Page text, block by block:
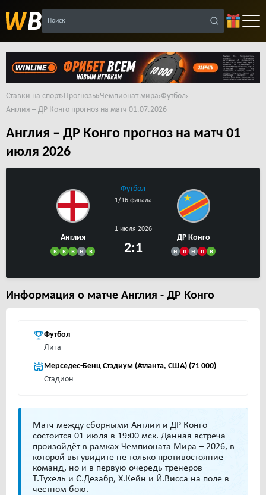
Поиск
Ставки на спорт Прогнозы Чемпионат мира Футбол
Англия – ДР Конго прогноз на матч 01.07.2026
Англия – ДР Конго прогноз на матч 01
июля 2026
Англия
в в в н в
Футбол
1/16 финала
1 июля 2026
2:1
ДР Конго
н п н п в
Информация о матче Англия - ДР Конго
Футбол
Лига
Мерседес-Бенц Стэдиум (Атланта, США) (71 000)
Стадион
Матч между сборными Англии и ДР Конго
состоится 01 июля в 19:00 мск. Данная встреча
произойдёт в рамках Чемпионата Мира – 2026, в
которой вы увидите не только противостояние
команд, но и в первую очередь тренеров
Т.Тухель и С.Дезабр, Х.Кейн и Й.Висса на поле в
честном бою.